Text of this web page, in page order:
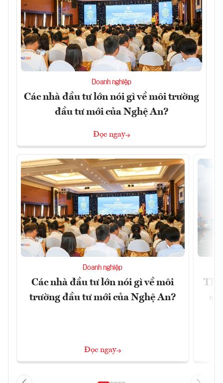
Doanh nghiệp
Các nhà đầu tư lớn nói gì về môi trường
đầu tư mới của Nghệ An?
Đọc ngay
Doanh nghiệp
Các nhà đầu tư lớn nói gì về môi
trường đầu tư mới của Nghệ An?
Đọc ngay